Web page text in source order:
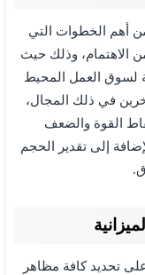
أهم الخطوات التي
الاهتمام، وذلك حيث
لسوق العمل المحيط
في ذلك المجال،
القوة والضعف
إلى تقدير الحجم
تحديد كافة مظاهر